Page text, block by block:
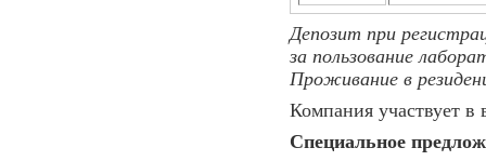
Депозит при
за пользование
Проживание в
Компания участвует в
Специальное